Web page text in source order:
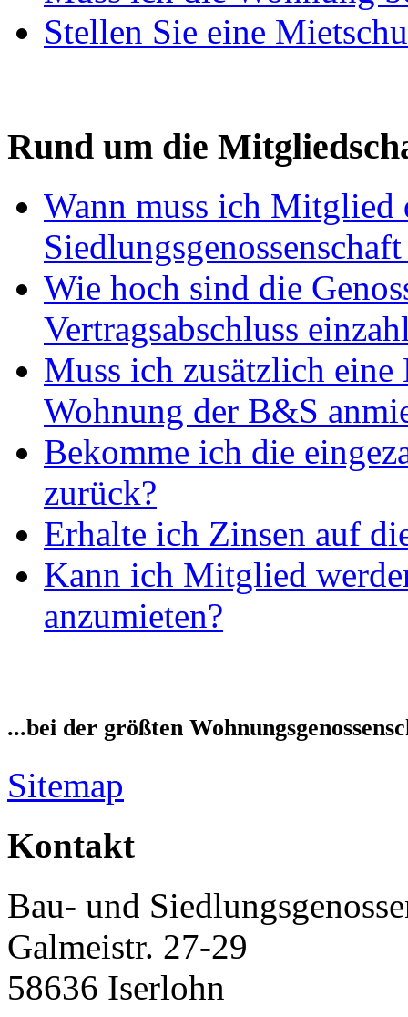
Stellen Sie eine
Rund um die
Wann muss ich Mitglied
Wie hoch sind die
Vertragsabschluss
Muss ich zusätzlich
Wohnung der B&S
Bekomme ich die
zurück?
Erhalte ich Zinsen auf
Kann ich Mitglied
anzumieten?
...bei der größten
Sitemap
Kontakt
Bau- und
Galmeistr. 27-29
58636 Iserlohn